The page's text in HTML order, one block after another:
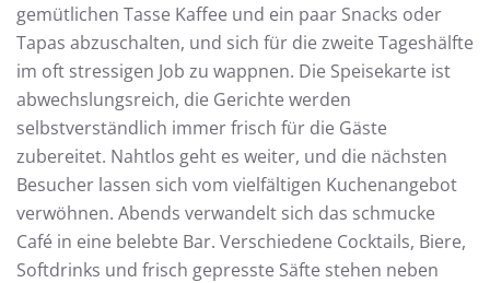
gemütlichen Tasse Kaffee und ein paar Snacks oder
Tapas abzuschalten, und sich für die zweite Tageshälfte
im oft stressigen Job zu wappnen. Die Speisekarte ist
abwechslungsreich, die Gerichte werden
selbstverständlich immer frisch für die Gäste
zubereitet. Nahtlos geht es weiter, und die nächsten
Besucher lassen sich vom vielfältigen Kuchenangebot
verwöhnen. Abends verwandelt sich das schmucke
Café in eine belebte Bar. Verschiedene Cocktails, Biere,
Softdrinks und frisch gepresste Säfte stehen neben